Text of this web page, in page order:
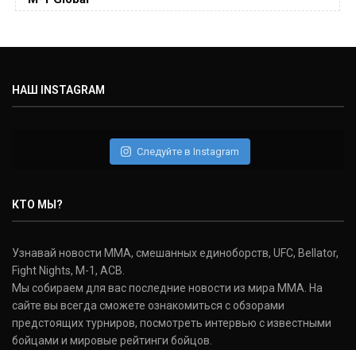
Дэниель Кормье
(22-2-0, 1)
Donald Cerrone
(36-15-0, 1)
Исраэль Адесанья
Israel Adesanya
(19-0-0, 0)
НАШ INSTAGRAM
Следуйте в Instagram
КТО МЫ?
Узнавай новости ММА, смешанных единоборств, UFC, Bellator,
Fight Nights, M-1, ACB.
Мы собираем для вас последние новости из мира ММА. На
сайте вы всегда сможете ознакомиться с обзорами
предстоящих турниров, посмотреть интервью с известными
бойцами и мировые рейтинги бойцов.